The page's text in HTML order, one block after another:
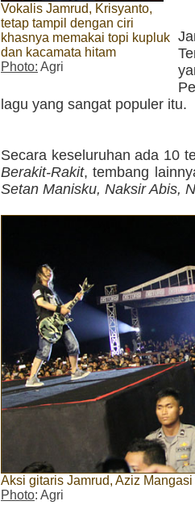
Vokalis Jamrud, Krisyanto,
tetap tampil dengan ciri
khasnya memakai topi kupluk
dan kacamata hitam
Photo: Agri
lagu yang sangat populer itu.
Secara keseluruhan ada 10
Berakit-Rakit, tembang
Setan Manisku, Naksir Abis,
Aksi gitaris Jamrud, Aziz
Photo: Agri